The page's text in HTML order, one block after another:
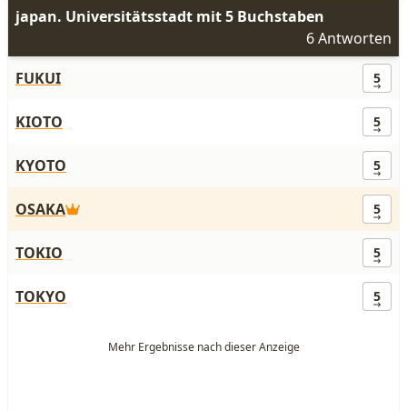
japan. Universitätsstadt mit 5 Buchstaben
6 Antworten
FUKUI
5
KIOTO 5
KYOTO 5
OSAKA 5
TOKIO 5
TOKYO 5